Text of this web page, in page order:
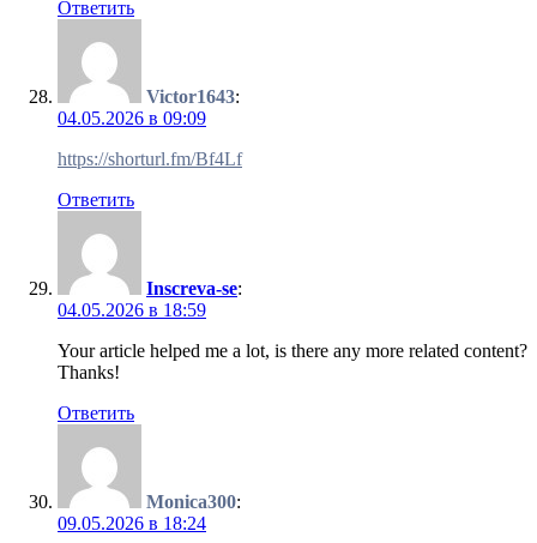
Ответить
Victor1643:
04.05.2026 в 09:09
https://shorturl.fm/Bf4Lf
Ответить
Inscreva-se:
04.05.2026 в 18:59
Your article helped me a lot, is there any more related content?
Thanks!
Ответить
Monica300:
09.05.2026 в 18:24